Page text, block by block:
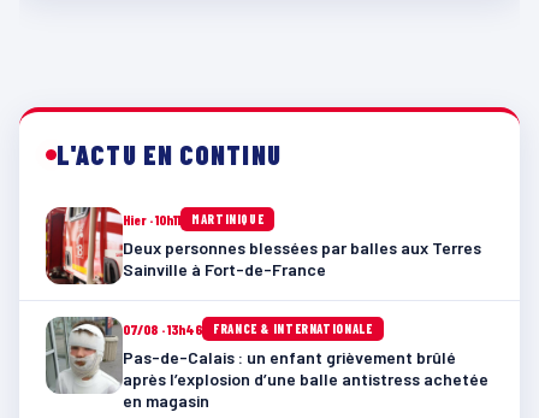
L'ACTU EN CONTINU
Hier · 10h11 MARTINIQUE
Deux personnes blessées par balles aux Terres
Sainville à Fort-de-France
07/08 · 13h46 FRANCE & INTERNATIONALE
Pas-de-Calais : un enfant grièvement brûlé
après l’explosion d’une balle antistress achetée
en magasin